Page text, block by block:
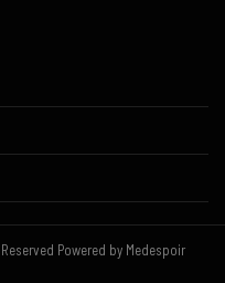
Powered by Medespoir